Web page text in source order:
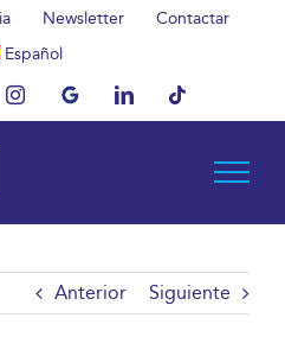
Newsletter
Contactar
Español
InstagramMyBusinessLinkedInTiktok
Anterior Siguiente